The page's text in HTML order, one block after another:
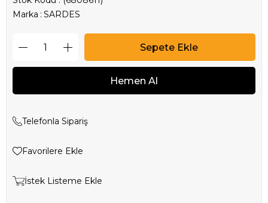
Marka : SARDES
Telefonla Sipariş
Favorilere Ekle
İstek Listeme Ekle